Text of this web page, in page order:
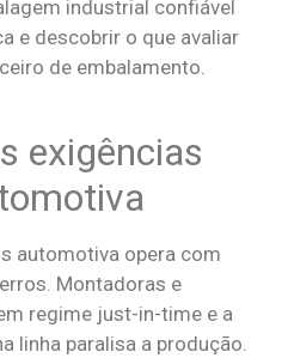
industrial confiável
e descobrir o que avaliar
de embalamento.
exigências
automotiva opera com
Montadoras e
regime just-in-time e a
linha paralisa a produção.